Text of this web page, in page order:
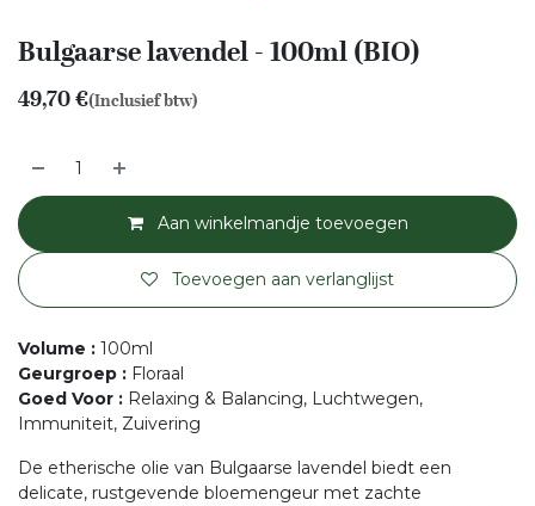
Bulgaarse lavendel - 100ml (BIO)
49,70€(Inclusief btw)
Aan winkelmandje toevoegen
Toevoegen aan verlanglijst
Volume : 100ml
Geurgroep : Floraal
Goed Voor : Relaxing & Balancing, Luchtwegen,
Immuniteit, Zuivering
De etherische olie van Bulgaarse lavendel biedt een
delicate, rustgevende bloemengeur met zachte